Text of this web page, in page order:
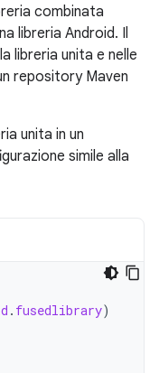
combinata
libreria Android. Il
libreria unita e nelle
repository Maven
unita in un
simile alla
. fusedlibrary)